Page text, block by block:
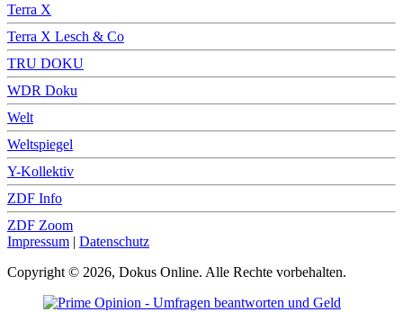
Terra X
Terra X Lesch & Co
TRU DOKU
WDR Doku
Welt
Weltspiegel
Y-Kollektiv
ZDF Info
ZDF Zoom
Impressum | Datenschutz
Copyright © 2026, Dokus Online. Alle Rechte vorbehalten.